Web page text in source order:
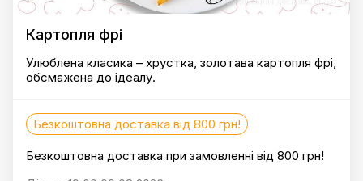
Картопля фрі
Улюблена класика – хрустка, золотава картопля фрі,
обсмажена до ідеалу.
Безкоштовна доставка від 800 грн!
Безкоштовна доставка при замовленні від 800 грн!